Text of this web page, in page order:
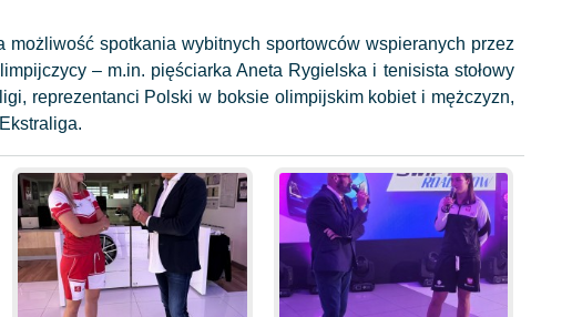
spotkania wybitnych sportowców wspieranych przez
– m.in. pięściarka Aneta Rygielska i tenisista stołowy
reprezentanci Polski w boksie olimpijskim kobiet i mężczyzn,